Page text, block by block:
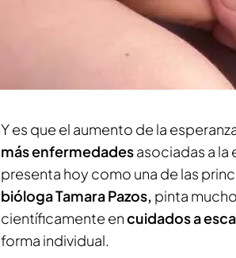
entre ellos, uno al que no se le da
sociedad del
, los cuidados sociales y
Y es que el aumento de la
más enfermedadesasociadas a la
presenta hoy como una de las
bióloga Tamara Pazos, pinta
científicamente encuidados a
forma individual.